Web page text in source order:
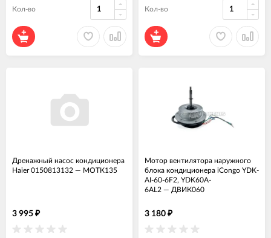
Кол-во Кол-во
Дренажный насос кондиционера
Haier 0150813132 — МОТК135
3 995 ₽
Мотор вентилятора наружного
блока кондиционера iCongo YDK-
AI-60-6F2, YDK60A-
6AL2 — ДВИК060
3 180 ₽